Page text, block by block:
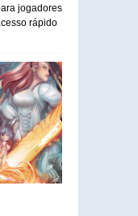
jogadores
rápido